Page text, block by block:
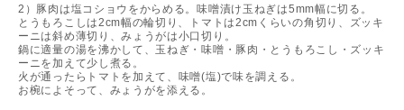
2）豚肉は塩コショウをからめる。味噌漬け玉ねぎは5mm幅に切る。
とうもろこしは2cm幅の輪切り、トマトは2cmくらいの角切り、ズッキ
ーニは斜め薄切り、みょうがは小口切り。
鍋に適量の湯を沸かして、玉ねぎ・味噌・豚肉・とうもろこし・ズッキ
ーニを加えて少し煮る。
火が通ったらトマトを加えて、味噌(塩)で味を調える。
お椀によそって、みょうがを添える。